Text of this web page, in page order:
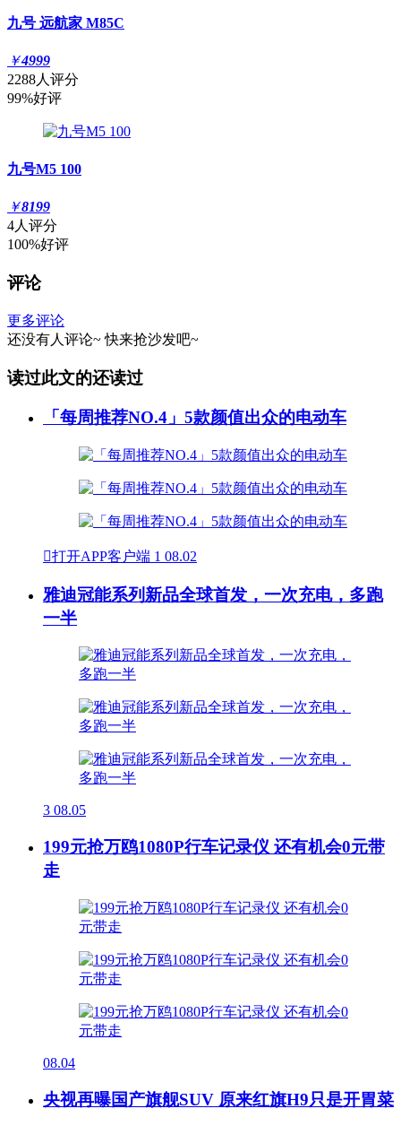
九号 远航家 M85C
￥4999
2288人评分
99%好评
九号M5 100
￥8199
4人评分
100%好评
评论
更多评论
还没有人评论~ 快来抢沙发吧~
读过此文的还读过
「每周推荐NO.4」5款颜值出众的电动车
打开APP客户端 1 08.02
雅迪冠能系列新品全球首发，一次充电，多跑
一半
3 08.05
199元抢万鸥1080P行车记录仪 还有机会0元带
走
08.04
央视再曝国产旗舰SUV 原来红旗H9只是开胃菜